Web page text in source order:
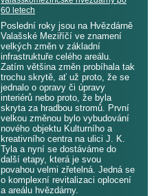
60 letech
Poslední roky jsou na Hvězdárně
Valašské Meziříčí ve znamení
velkých změn v základní
infrastruktuře celého areálu.
Zatím většina změn probíhala tak
trochu skrytě, ať už proto, že se
jednalo o opravy či úpravy
interiérů nebo proto, že byla
skryta za hradbou stromů. První
velkou změnou bylo vybudování
nového objektu Kulturního a
kreativního centra na ulici J. K.
Tyla a nyní se dostáváme do
další etapy, která je svou
povahou velmi zřetelná. Jedná se
o komplexní revitalizaci oplocení
a areálu hvězdárny.